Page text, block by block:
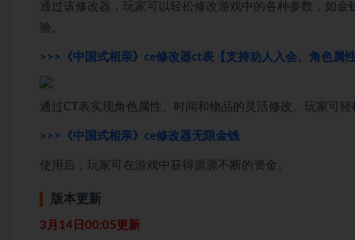
通过该修改器，玩家可以轻松修改游戏中的各种参数，如
验。
>>>《中国式相亲》ce修改器ct表【支持劝人入会、角色属
通过CT表实现角色属性、时间和物品的灵活修改。玩家可
>>>《中国式相亲》ce修改器无限金钱
使用后，玩家可在游戏中获得源源不断的资金。
版本更新
3月14日00:05更新